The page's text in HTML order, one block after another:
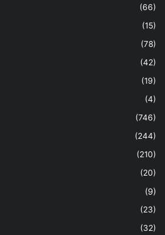
(66)
(15)
(78)
(42)
(19)
(4)
(746)
(244)
(210)
(20)
(9)
(23)
(32)